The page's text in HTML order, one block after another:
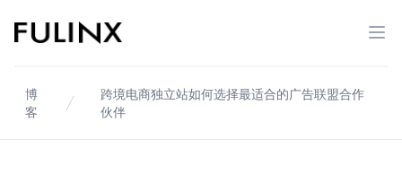
Fulinx-跨境电商独立站自建站平台
打
博
客
跨境电商独立站如何选择最适合的广告联盟合作
伙伴